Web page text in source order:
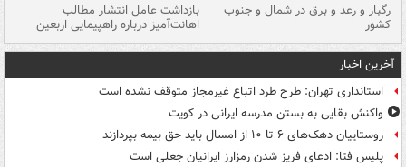
رگبار و رعد و برق در شمال و جنوب
کشور
بازداشت عامل انتشار مطالب
اهانت‌آمیز درباره راهپیمایی اربعین
آخرین اخبار
استانداری تهران: طرح طرد اتباع غیرمجاز متوقف نشده است
واکنش بقایی به بستن مدرسه ایرانی در کویت
روستاییان دهک‌های ۶ تا ۱۰ از امسال باید حق بیمه بپردازند
پلیس فتا: ادعای فریز شدن رمزارز ایرانیان جعلی است